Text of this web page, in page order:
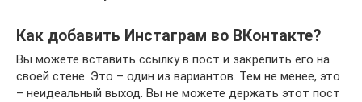
Как добавить Инстаграм во ВКонтакте?
Вы можете вставить ссылку в пост и закрепить его на
своей стене. Это – один из вариантов. Тем не менее, это
– неидеальный выход. Вы не можете держать этот пост